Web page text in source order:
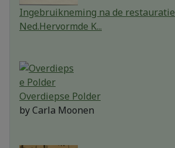
Ingebruikneming na de restauratie
Ned.Hervormde K...
Overdiepse Polder
byCarla Moonen